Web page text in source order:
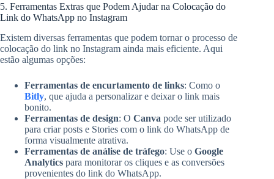
5. Ferramentas Extras que Podem Ajudar na Colocação do
Link do WhatsApp no Instagram
Existem diversas ferramentas que podem tornar o processo de
colocação do link no Instagram ainda mais eficiente. Aqui
estão algumas opções:
Ferramentas de encurtamento de links: Como o
Bitly, que ajuda a personalizar e deixar o link mais
bonito.
Ferramentas de design: O Canva pode ser utilizado
para criar posts e Stories com o link do WhatsApp de
forma visualmente atrativa.
Ferramentas de análise de tráfego: Use o Google
Analytics para monitorar os cliques e as conversões
provenientes do link do WhatsApp.